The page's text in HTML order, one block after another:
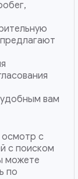
вам
с
с поиском
можете
по